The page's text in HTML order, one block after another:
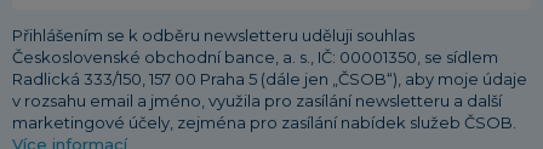
Přihlášením se k odběru newsletteru uděluji souhlas
Československé obchodní bance, a. s., IČ: 00001350, se sídlem
Radlická 333/150, 157 00 Praha 5 (dále jen „ČSOB“), aby moje údaje
v rozsahu email a jméno, využila pro zasílání newsletteru a další
marketingové účely, zejména pro zasílání nabídek služeb ČSOB.
Více informací